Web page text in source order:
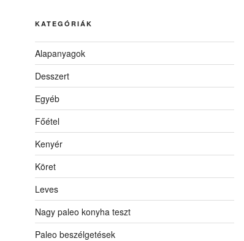
KATEGÓRIÁK
Alapanyagok
Desszert
Egyéb
Főétel
Kenyér
Köret
Leves
Nagy paleo konyha teszt
Paleo beszélgetések